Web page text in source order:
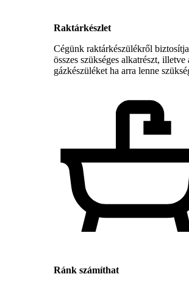
Raktárkészlet
Cégünk raktárkészülékről
összes szükséges alkatrészt, illetve
gázkészüléket ha arra lenne
Ránk számíthat